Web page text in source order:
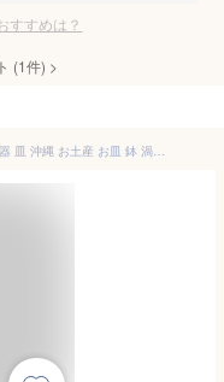
すすめは？
(1件) >
Dr.コトー診療所 商品協力 琉球ガラス 和食器 皿 沖縄 お土産 お皿 鉢 渦潮モール 小皿/大皿